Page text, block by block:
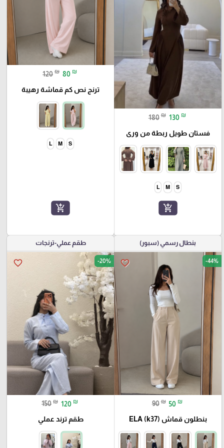
180 ₪ 130 ₪
فستان طويل ربطة من ورى
S
M
L
add_shopping_cart
120 ₪ 80 ₪
ترنج نص كم قماشة رهيبة
S
M
L
add_shopping_cart
بنطال رسمي (سبور)
favorite_border -44%
90 ₪ 50 ₪
بنطلون قماش ELA (k37)
طقم عملي-ترنجات
favorite_border -20%
150 ₪ 120 ₪
طقم ترند عملي